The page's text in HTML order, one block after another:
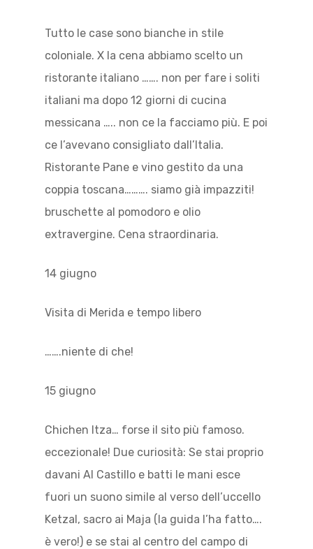
Tutto le case sono bianche in stile
coloniale. X la cena abbiamo scelto un
ristorante italiano ……. non per fare i soliti
italiani ma dopo 12 giorni di cucina
messicana ….. non ce la facciamo più. E poi
ce l’avevano consigliato dall’Italia.
Ristorante Pane e vino gestito da una
coppia toscana………. siamo già impazziti!
bruschette al pomodoro e olio
extravergine. Cena straordinaria.
14 giugno
Visita di Merida e tempo libero
…….niente di che!
15 giugno
Chichen Itza… forse il sito più famoso.
eccezionale! Due curiosità: Se stai proprio
davani Al Castillo e batti le mani esce
fuori un suono simile al verso dell’uccello
Ketzal, sacro ai Maja (la guida l’ha fatto….
è vero!) e se stai al centro del campo di